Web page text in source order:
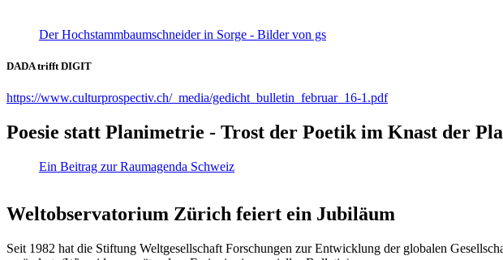
Der Hochstammbaumschneider in Sorge - Bilder von gs
DADA trifft DIGIT
https://www.culturprospectiv.ch/_media/gedicht_bulletin_februar_16-1.pdf
Poesie statt Planimetrie - Trost der Poetik im Knast der
Ein Beitrag zur Raumagenda Schweiz
Weltobservatorium Zürich feiert ein Jubiläum
Seit 1982 hat die Stiftung Weltgesellschaft Forschungen zur Entwicklung der globalen